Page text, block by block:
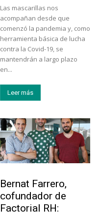
Las mascarillas nos
acompañan desde que
comenzó la pandemia y, como
herramienta básica de lucha
contra la Covid-19, se
mantendrán a largo plazo
en...
Leer más
Bernat Farrero,
cofundador de
Factorial RH: